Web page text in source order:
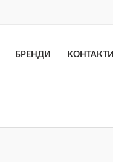
БРЕНДИ КОНТАКТИ